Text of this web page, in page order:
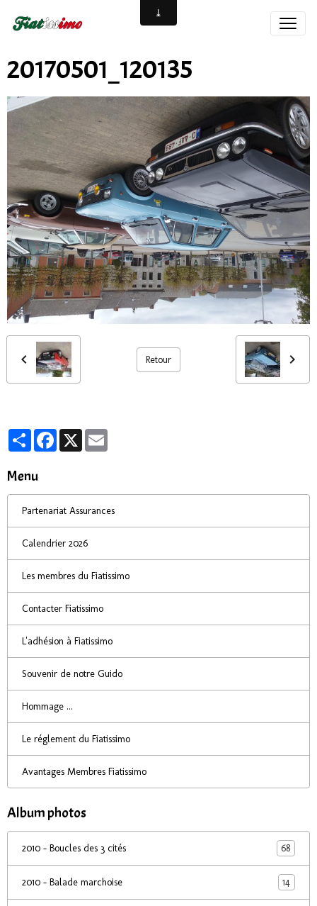
20170501_120135
Retour
PartagerFacebook
X
Menu
Partenariat Assurances
Calendrier 2026
Les membres du Fiatissimo
Contacter Fiatissimo
L'adhésion à Fiatissimo
Souvenir de notre Guido
Hommage ...
Le réglement du Fiatissimo
Avantages Membres Fiatissimo
Album photos
2010 - Boucles des 3 cités 68
2010 - Balade marchoise 14